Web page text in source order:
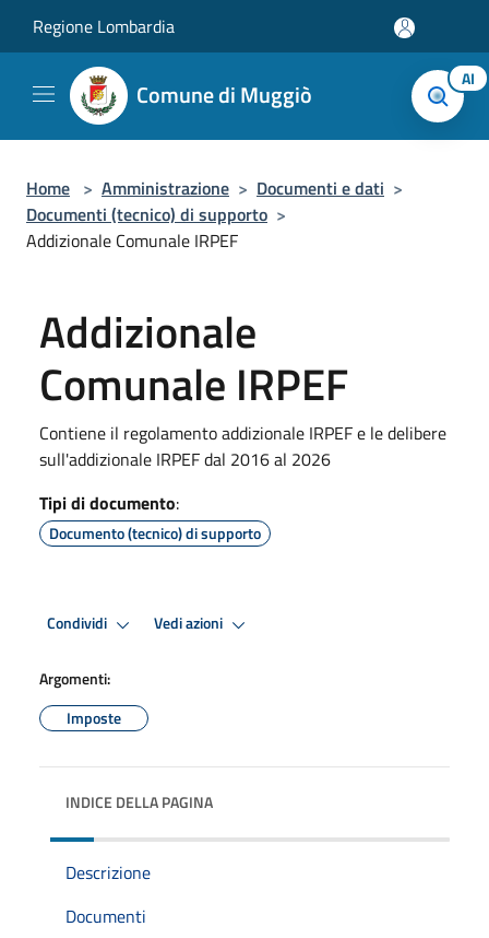
Regione Lombardia
Comune di Muggiò AI
Home > Amministrazione > Documenti e dati >
Documenti (tecnico) di supporto >
Addizionale Comunale IRPEF
Addizionale
Comunale IRPEF
Contiene il regolamento addizionale IRPEF e le delibere
sull'addizionale IRPEF dal 2016 al 2026
Tipi di documento:
Documento (tecnico) di supporto
Condividi Vedi azioni
Argomenti:
Imposte
INDICE DELLA PAGINA
Descrizione
Documenti